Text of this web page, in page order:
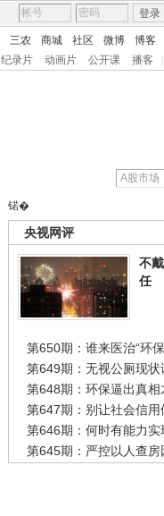
登录
三农 商城 社区 微博 博客
纪录片 动画片 公开课 播客
锘�
央视网评
不
任
第650期：谁来医治“环
第649期：无视公厕现
第648期：环保逼出真
第647期：别让社会信
第646期：何时有能力实
第645期：严控以人查房